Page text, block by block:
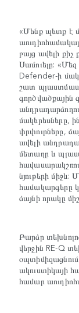
«Մենք պետք է
բայց ավելի
Սամուելը:
Defender-ի
շատ
գործվածքային
մակերեսները,
փրփուրները,
ավելի
մետաղը և
նյութերի միջև:
համակարգերը
ձայնի որակը
Բարձր
վերջին RE-Q
ակուստիկայի
համար